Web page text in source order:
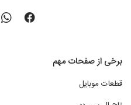
برخی از صفحات مهم
قطعات موبایل